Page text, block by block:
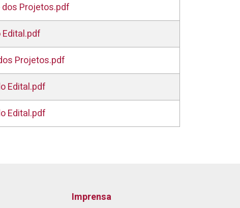
dos Projetos.pdf
Projetos.pdf
Edital.pdf
Edital.pdf
Imprensa